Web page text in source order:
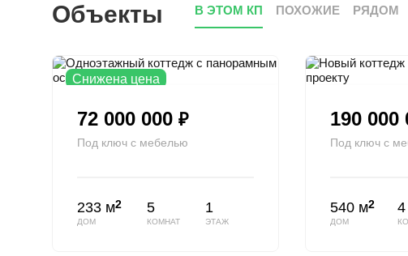
Объекты В ЭТОМ КП ПОХОЖИЕ РЯДОМ
Снижена цена
72 000 000 ₽
Под ключ с мебелью
233 м2
ДОМ
5
КОМНАТ
1
ЭТАЖ
190 000
Под ключ с
540 м2
ДОМ
4